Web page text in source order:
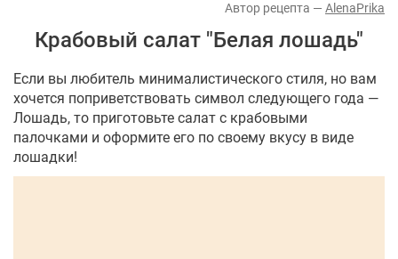
AlenaPrika
Крабовый салат "Белая лошадь"
Если вы любитель минималистического стиля, но вам
хочется поприветствовать символ следующего года —
Лошадь, то приготовьте салат с крабовыми
палочками и оформите его по своему вкусу в виде
лошадки!